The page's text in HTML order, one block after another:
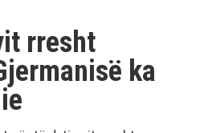
rresht
ka